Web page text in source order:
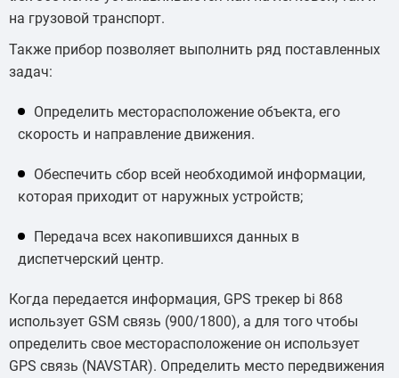
на грузовой транспорт.
Также прибор позволяет выполнить ряд поставленных
задач:
Определить месторасположение объекта, его
скорость и направление движения.
Обеспечить сбор всей необходимой информации,
которая приходит от наружных устройств;
Передача всех накопившихся данных в
диспетчерский центр.
Когда передается информация, GPS трекер bi 868
использует GSM связь (900/1800), а для того чтобы
определить свое месторасположение он использует
GPS связь (NAVSTAR). Определить место передвижения